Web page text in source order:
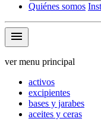
Quiénes somos
menu
ver menu principal
activos
excipientes
bases y jarabes
aceites y ceras